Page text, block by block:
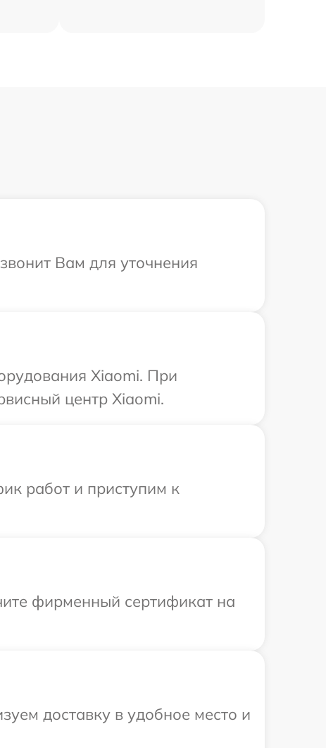
Вам для уточнения
Xiaomi. При
центр Xiaomi.
работ и приступим к
фирменный сертификат на
доставку в удобное место и